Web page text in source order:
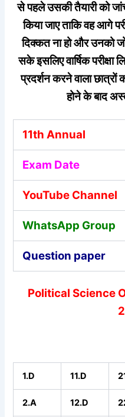
से पहले उसकी तैयारी को
किया जाए ताकि वह आगे
दिक्कत ना हो और उनको
सके इसलिए वार्षिक परीक्षा
प्रदर्शन करने वाला छात्रों
होने के बाद
11th Annual
Exam Date
YouTube Channel
WhatsApp Group
Question paper
Political Science
1.D 11.D
2.A 12.D